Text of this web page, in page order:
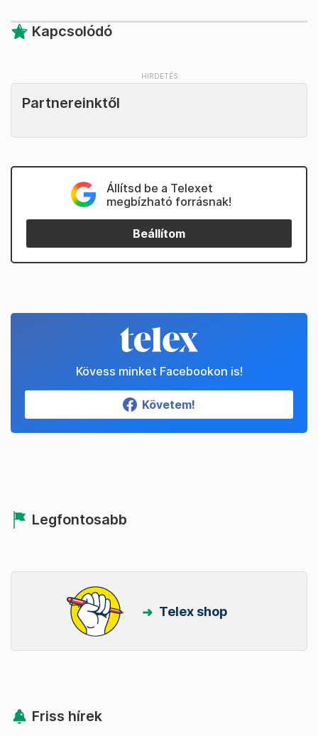
Kapcsolódó
Partnereinktől
Állítsd be a Telexet
megbízható forrásnak!
Beállítom
Kövess minket Facebookon is!
Követem!
Legfontosabb
Telex shop
Friss hírek